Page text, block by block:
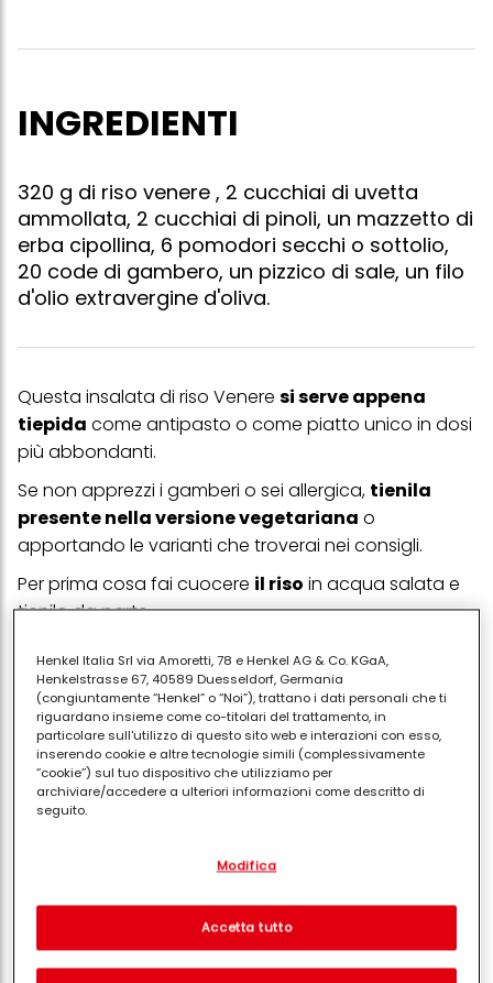
INGREDIENTI
320 g di riso venere , 2 cucchiai di uvetta
ammollata, 2 cucchiai di pinoli, un mazzetto di
erba cipollina, 6 pomodori secchi o sottolio,
20 code di gambero, un pizzico di sale, un filo
d'olio extravergine d'oliva.
Questa insalata di riso Venere si serve appena
tiepida come antipasto o come piatto unico in dosi
più abbondanti.
Se non apprezzi i gamberi o sei allergica, tienila
presente nella versione vegetariana o
apportando le varianti che troverai nei consigli.
Per prima cosa fai cuocere il riso in acqua salata e
tienilo da parte.
Taglia i pomodorini
secchi a striscioline e mescolali
al riso. Se non hai pomodori sottolio, puoi usare
anche quelli secchi, sbollentandoli per un minuto per
togliere il sale e lasciandoli rinvenire in acqua
appena tiepida.
Mettii pinoliin un pentolino e tostali leggermente.
cottura, poi scolali e sgusciali non appena sono
caso segui le istruzioni per lo scongelamento che
troverai sulla scatola, ma ricordati di passarli
ugualmente per 30 secondi in acqua bollente prima
Henkel Italia Srl via Amoretti, 78 e Henkel AG & Co. KGaA,
Henkelstrasse 67, 40589 Duesseldorf, Germania
(congiuntamente “Henkel” o “Noi”), trattano i dati personali che ti
riguardano insieme come co-titolari del trattamento, in
particolare sull'utilizzo di questo sito web e interazioni con esso,
inserendo cookie e altre tecnologie simili (complessivamente
“cookie”) sul tuo dispositivo che utilizziamo per
archiviare/accedere a ulteriori informazioni come descritto di
seguito.
separati o co-titolari come indicato nella nostra Informativa sulla
pixel, impronte digitali e tecnologie simili" utilizzeremo anche
cookie ed elaboreremo i dati relativi a te per
Modifica
Accetta tutto